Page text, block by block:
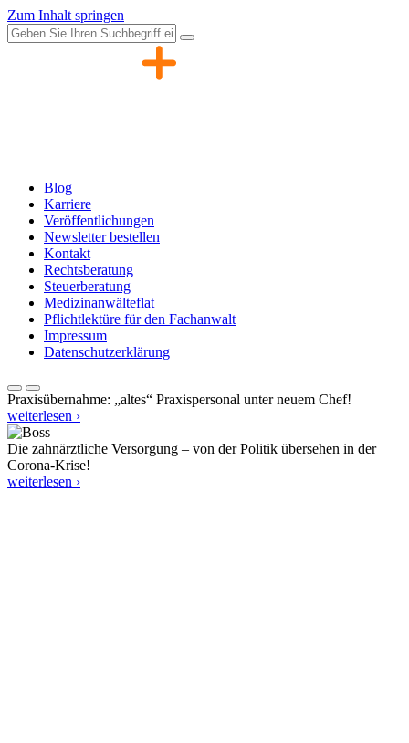
Zum Inhalt springen
Blog
Karriere
Veröffentlichungen
Newsletter bestellen
Kontakt
Rechtsberatung
Steuerberatung
Medizinanwälteflat
Pflichtlektüre für den Fachanwalt
Impressum
Datenschutzerklärung
Praxisübernahme: „altes“ Praxispersonal unter neuem Chef!
weiterlesen ›
Die zahnärztliche Versorgung – von der Politik übersehen in der
Corona-Krise!
weiterlesen ›